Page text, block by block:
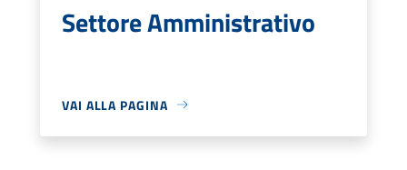
Settore Amministrativo
VAI ALLA PAGINA